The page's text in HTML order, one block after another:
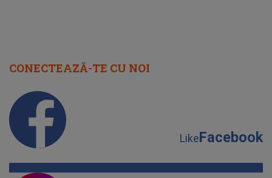
CONECTEAZĂ-TE CU NOI
LikeFacebook